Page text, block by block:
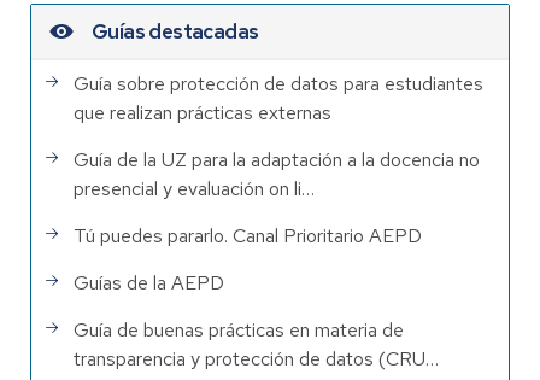
Guías destacadas
Guía sobre protección de datos para estudiantes
que realizan prácticas externas
Guía de la UZ para la adaptación a la docencia no
presencial y evaluación on li…
Tú puedes pararlo. Canal Prioritario AEPD
Guías de la AEPD
Guía de buenas prácticas en materia de
transparencia y protección de datos (CRU…